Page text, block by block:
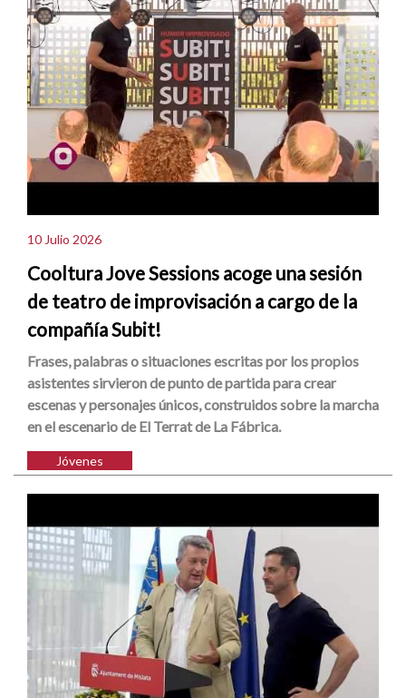
10 Julio 2026
Cooltura Jove Sessions acoge una sesión
de teatro de improvisación a cargo de la
compañía Subit!
Frases, palabras o situaciones escritas por los propios
asistentes sirvieron de punto de partida para crear
escenas y personajes únicos, construidos sobre la marcha
en el escenario de El Terrat de La Fábrica.
Jóvenes